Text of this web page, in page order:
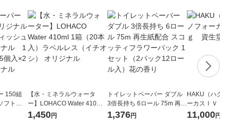
150組
フトパ
オナ オ
【水・ミネラルウォータ
ー】LOHACO Water 410ml
1箱（20本入）ラベルレス
1,450円
トイレットペーパー ダブル
3倍長持ち 6ロール 75m 再生
紙配合 スコッティフラワー
1,376円
HAKU（ハク
ーカスＩＶ
堂 おまけ付き
11,000円